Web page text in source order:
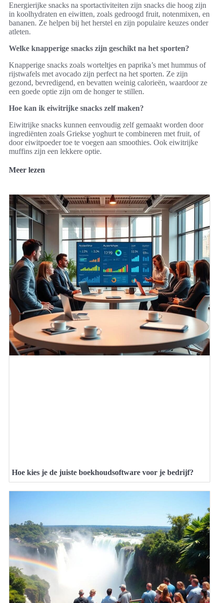
Energierijke snacks na sportactiviteiten zijn snacks die hoog zijn
in koolhydraten en eiwitten, zoals gedroogd fruit, notenmixen, en
bananen. Ze helpen bij het herstel en zijn populaire keuzes onder
atleten.
Welke knapperige snacks zijn geschikt na het sporten?
Knapperige snacks zoals worteltjes en paprika’s met hummus of
rijstwafels met avocado zijn perfect na het sporten. Ze zijn
gezond, bevredigend, en bevatten weinig calorieën, waardoor ze
een goede optie zijn om de honger te stillen.
Hoe kan ik eiwitrijke snacks zelf maken?
Eiwitrijke snacks kunnen eenvoudig zelf gemaakt worden door
ingrediënten zoals Griekse yoghurt te combineren met fruit, of
door eiwitpoeder toe te voegen aan smoothies. Ook eiwitrijke
muffins zijn een lekkere optie.
Meer lezen
Hoe kies je de juiste boekhoudsoftware voor je bedrijf?